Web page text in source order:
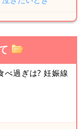
べ過ぎは? 妊娠線